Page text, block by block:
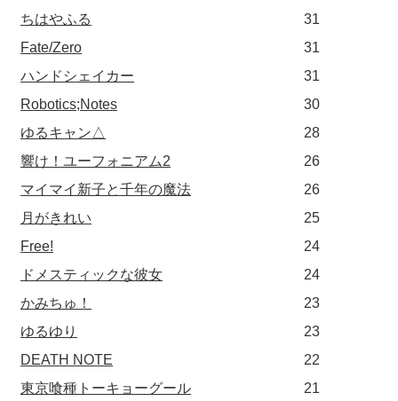
ちはやふる
31
Fate/Zero
31
ハンドシェイカー
31
Robotics;Notes
30
ゆるキャン△
28
響け！ユーフォニアム2
26
マイマイ新子と千年の魔法
26
月がきれい
25
Free!
24
ドメスティックな彼女
24
かみちゅ！
23
ゆるゆり
23
DEATH NOTE
22
東京喰種トーキョーグール
21